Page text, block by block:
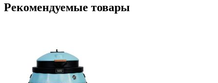
Рекомендуемые товары